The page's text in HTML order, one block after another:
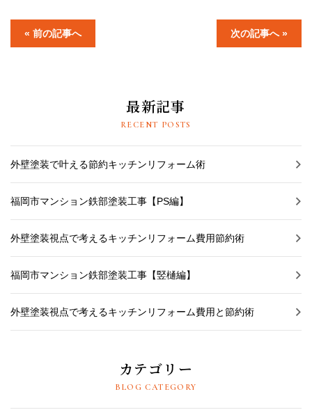
« 前の記事へ 次の記事へ »
最新記事
RECENT POSTS
外壁塗装で叶える節約キッチンリフォーム術
福岡市マンション鉄部塗装工事【PS編】
外壁塗装視点で考えるキッチンリフォーム費用節約術
福岡市マンション鉄部塗装工事【竪樋編】
外壁塗装視点で考えるキッチンリフォーム費用と節約術
カテゴリー
BLOG CATEGORY